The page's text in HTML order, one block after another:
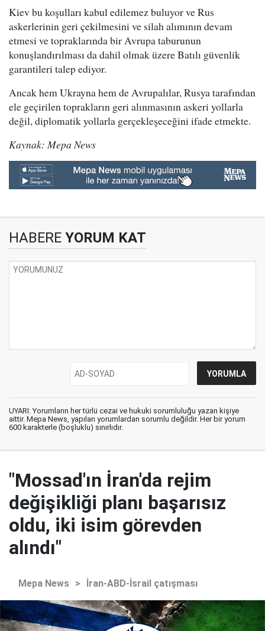
Kiev bu koşulları kabul edilemez buluyor ve Rus
askerlerinin geri çekilmesini ve silah alımının devam
etmesi ve topraklarında bir Avrupa taburunun
konuşlandırılması da dahil olmak üzere Batılı güvenlik
garantileri talep ediyor.
Ancak hem Ukrayna hem de Avrupalılar, Rusya tarafından
ele geçirilen toprakların geri alınmasının askeri yollarla
değil, diplomatik yollarla gerçekleşeceğini ifade etmekte.
Kaynak: Mepa News
HABERE YORUM KAT
UYARI: Yorumların her türlü cezai ve hukuki sorumluluğu yazan kişiye
aittir. Mepa News, yapılan yorumlardan sorumlu değildir. Her bir yorum
600 karakterle (boşluklu) sınırlıdır.
"Mossad'ın İran'da rejim
değişikliği planı başarısız
oldu, iki isim görevden
alındı"
Mepa News > İran-ABD-İsrail çatışması